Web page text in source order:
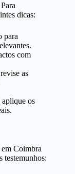
dicas:
para
com
as
aplique os
Coimbra
testemunhos: